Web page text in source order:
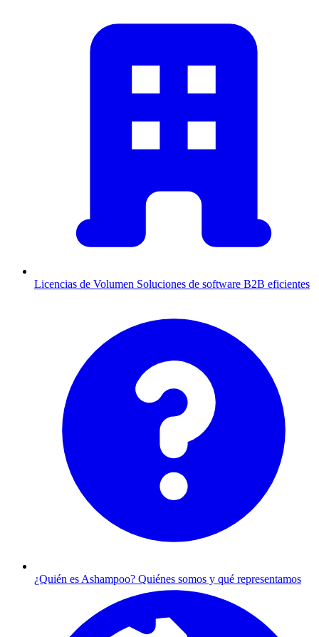
Licencias de Volumen Soluciones de software B2B eficientes
¿Quién es Ashampoo? Quiénes somos y qué representamos